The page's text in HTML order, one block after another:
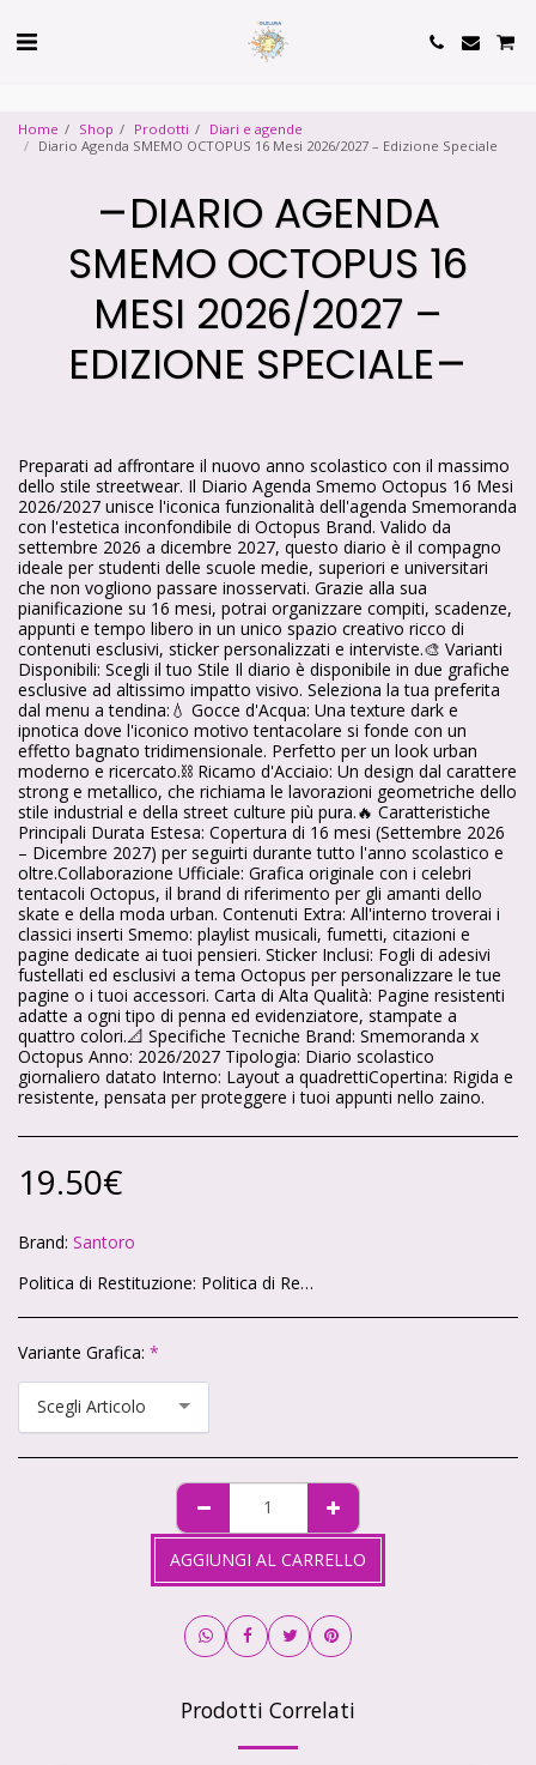
Home Shop Prodotti
Diari e agende
Diario Agenda SMEMO OCTOPUS 16 Mesi 2026/2027 – Edizione Speciale
DIARIO AGENDA
SMEMO OCTOPUS 16
MESI 2026/2027 –
EDIZIONE SPECIALE
Preparati ad affrontare il nuovo anno scolastico con il massimo
dello stile streetwear. Il Diario Agenda Smemo Octopus 16 Mesi
2026/2027 unisce l'iconica funzionalità dell'agenda Smemoranda
con l'estetica inconfondibile di Octopus Brand. Valido da
settembre 2026 a dicembre 2027, questo diario è il compagno
ideale per studenti delle scuole medie, superiori e universitari
che non vogliono passare inosservati. Grazie alla sua
pianificazione su 16 mesi, potrai organizzare compiti, scadenze,
appunti e tempo libero in un unico spazio creativo ricco di
contenuti esclusivi, sticker personalizzati e interviste.🎨 Varianti
Disponibili: Scegli il tuo Stile Il diario è disponibile in due grafiche
esclusive ad altissimo impatto visivo. Seleziona la tua preferita
dal menu a tendina:💧 Gocce d'Acqua: Una texture dark e
ipnotica dove l'iconico motivo tentacolare si fonde con un
effetto bagnato tridimensionale. Perfetto per un look urban
moderno e ricercato.⛓️ Ricamo d'Acciaio: Un design dal carattere
strong e metallico, che richiama le lavorazioni geometriche dello
stile industrial e della street culture più pura.🔥 Caratteristiche
Principali Durata Estesa: Copertura di 16 mesi (Settembre 2026
– Dicembre 2027) per seguirti durante tutto l'anno scolastico e
oltre.Collaborazione Ufficiale: Grafica originale con i celebri
tentacoli Octopus, il brand di riferimento per gli amanti dello
skate e della moda urban. Contenuti Extra: All'interno troverai i
classici inserti Smemo: playlist musicali, fumetti, citazioni e
pagine dedicate ai tuoi pensieri. Sticker Inclusi: Fogli di adesivi
fustellati ed esclusivi a tema Octopus per personalizzare le tue
pagine o i tuoi accessori. Carta di Alta Qualità: Pagine resistenti
adatte a ogni tipo di penna ed evidenziatore, stampate a
quattro colori.📐 Specifiche Tecniche Brand: Smemoranda x
Octopus Anno: 2026/2027 Tipologia: Diario scolastico
giornaliero datato Interno: Layout a quadrettiCopertina: Rigida e
resistente, pensata per proteggere i tuoi appunti nello zaino.
19.50€
Brand: Santoro
Politica di Restituzione: Politica di Reso – Cartoleria Soleluna 🌞🌙 Ci teniamo che ogni acquisto sul nostro shop ti renda felice. Se qualcosa non va, niente panico: hai sempre la possibilità di restituire i tuoi articoli in modo semplice e veloce. 🕒 Quanto tempo hai? Hai 14 giorni di tempo da quando ricevi il pacco per chiedere il reso, come previsto dalla legge. 📦 Condizioni degli articoli Gli articoli devono tornare da noi intatti, non utilizzati e nella loro confezione originale. Non possiamo accettare resi di prodotti personalizzati o già aperti (per motivi igienici). ✉️ Come fare richiesta Scrivici a info@cartoleriasoleluna.it con il numero d’ordine e l’articolo che vuoi restituire. Ti invieremo tutte le istruzioni via mail. Spedisci il pacco all’indirizzo che ti forniremo. 🚚 Spese di spedizione Se hai cambiato idea, le spese di reso sono a carico tuo. Se invece ti è arrivato un prodotto sbagliato o difettoso, ce ne occuperemo noi senza costi extra. 💳 Rimborso Appena riceviamo e controlliamo gli articoli, ti rimborseremo entro 14 giorni sullo stesso metodo di pagamento che hai usato per l’acquisto.
Variante Grafica: *
Scegli Articolo
AGGIUNGI AL CARRELLO
Prodotti Correlati